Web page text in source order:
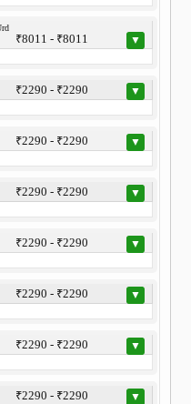
₹8011 - ₹8011 ▼
₹2290 - ₹2290 ▼
₹2290 - ₹2290 ▼
₹2290 - ₹2290 ▼
₹2290 - ₹2290 ▼
₹2290 - ₹2290 ▼
₹2290 - ₹2290 ▼
₹2290 - ₹2290 ▼